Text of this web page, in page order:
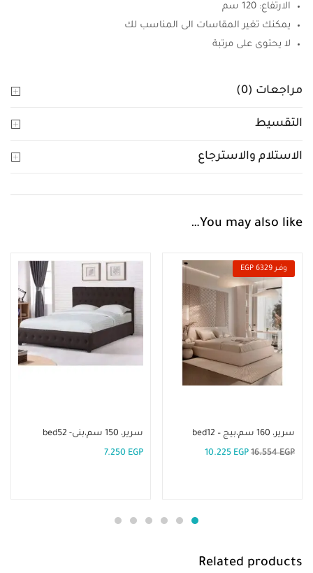
الارتفاع: 120 سم
يمكنك تغير المقاسات الى المناسب لك
لا يحتوى على مرتبة
مراجعات (0)
التقسيط
الاستلام والاسترجاع
You may also like…
وفــر 6329 EGP
سرير، 160 سم،بيج – bed12
16.554EGP
10.225 EGP
سرير، 150 سم،بنى- bed52
7.250 EGP
Related products